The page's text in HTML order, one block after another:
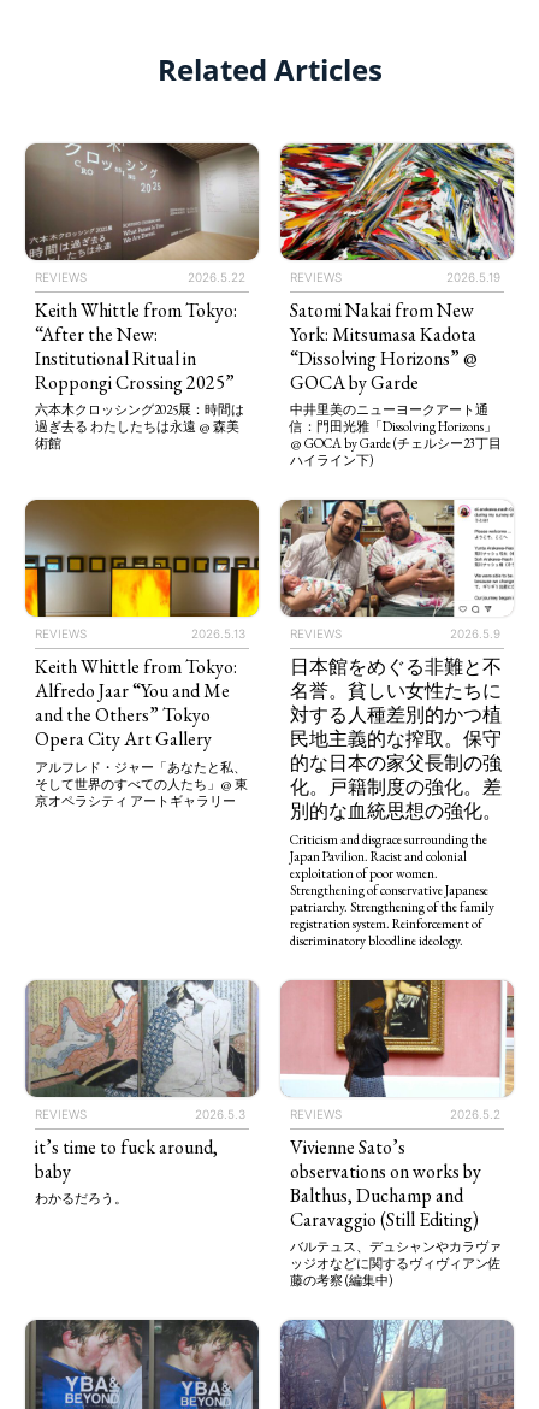
Related Articles
REVIEWS 2026.5.22
Keith Whittle from Tokyo:
“After the New:
Institutional Ritual in
Roppongi Crossing 2025”
六本木クロッシング2025展：時間は
過ぎ去る わたしたちは永遠 @ 森美
術館
REVIEWS 2026.5.19
Satomi Nakai from New
York: Mitsumasa Kadota
“Dissolving Horizons” @
GOCA by Garde
中井里美のニューヨークアート通
信：門田光雅「Dissolving Horizons」
@ GOCA by Garde (チェルシー23丁目
ハイライン下)
REVIEWS 2026.5.13
Keith Whittle from Tokyo:
Alfredo Jaar “You and Me
and the Others” Tokyo
Opera City Art Gallery
アルフレド・ジャー「あなたと私、
そして世界のすべての人たち」@ 東
京オペラシティ アートギャラリー
REVIEWS 2026.5.9
日本館をめぐる非難と不
名誉。貧しい女性たちに
対する人種差別的かつ植
民地主義的な搾取。保守
的な日本の家父長制の強
化。戸籍制度の強化。差
別的な血統思想の強化。
Criticism and disgrace surrounding the
Japan Pavilion. Racist and colonial
exploitation of poor women.
Strengthening of conservative Japanese
patriarchy. Strengthening of the family
registration system. Reinforcement of
discriminatory bloodline ideology.
REVIEWS 2026.5.3
it’s time to fuck around,
baby
わかるだろう。
REVIEWS 2026.5.2
Vivienne Sato’s
observations on works by
Balthus, Duchamp and
Caravaggio (Still Editing)
バルテュス、デュシャンやカラヴァ
ッジオなどに関するヴィヴィアン佐
藤の考察 (編集中)